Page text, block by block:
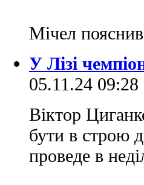
Мічел
У Лізі
05.11.24 09:28
Віктор
бути в строю
проведе в